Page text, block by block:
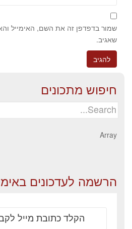
שמור בדפדפן זה את השם, האימייל
שאגיב.
חיפוש מתכונים
Search
Array
הרשמה לעדכונים